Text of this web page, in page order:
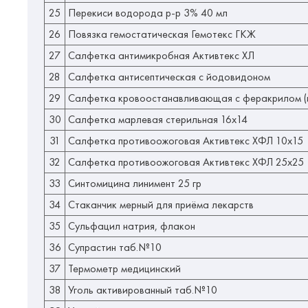
25
Перекиси водорода р-р 3% 40 мл
26
Повязка гемостатическая Гемотекс ГКЖ
27 Салфетка антимикробная Активтекс ХЛ
28
Салфетка антисептическая с йодовидоном
29 Салфетка кровоостанавливающая с феракрилом
30 Салфетка марлевая стерильная 16х14
31
Салфетка противоожоговая Активтекс ХФЛ 10х15
32
Салфетка противоожоговая Активтекс ХФЛ 25х25
33 Синтомицина линимент 25 гр
34 Стаканчик мерный для приёма лекарств
35 Сульфацил натрия, флакон
36 Супрастин таб.№10
37 Термометр медицинский
38 Уголь активированный таб.№10